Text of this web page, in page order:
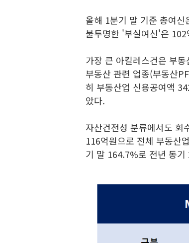
올해 1분기 말 기준 총여
불투명한 '부실여신'은
가장 큰 아킬레스건은 부
부동산 관련 업종(부동산
히 부동산업 신용공여액
았다.
자산건전성 분류에서도 회
116억원으로 전체 부동산
기 말 164.7%로 전년 동